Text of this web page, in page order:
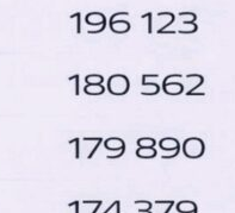
citește știrile altfel.
Am citit și acceptPolitica de